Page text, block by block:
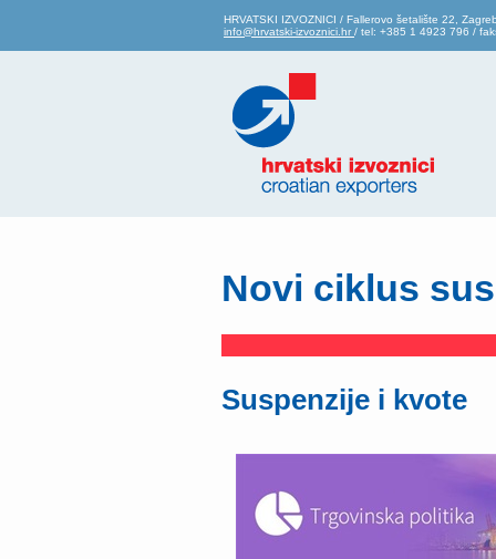
HRVATSKI IZVOZNICI / Fallerovo šetalište 22,
info@hrvatski-izvoznici.hr / tel: +385 1 4923 796 /
Novi ciklus
Suspenzije i kvote